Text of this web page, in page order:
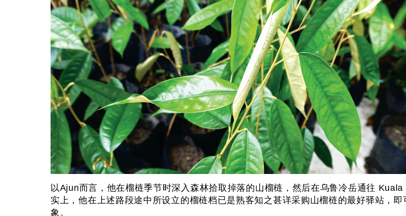
以Ajun而言，他在榴梿季节时深入森林拾取掉落的山榴梿，然后在乌鲁冷岳通往
实上，他在上述路段途中所设立的榴梿档已是熟客知之甚详采购山榴梿的最好驿站，
象。